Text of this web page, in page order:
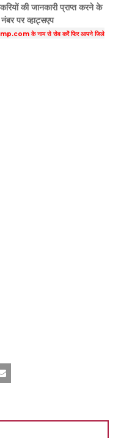
की जानकारी प्राप्त करने के
नंबर पर व्हाट्सएप
के नाम से सेव करें फिर आपनेजिले